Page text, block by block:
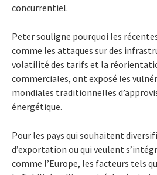
concurrentiel.
Peter souligne pourquoi les
comme les attaques sur des
volatilité des tarifs et la
commerciales, ont exposé les
mondiales traditionnelles
énergétique.
Pour les pays qui souhaitent
d’exportation ou qui veulent
comme l’Europe, les facteurs tels